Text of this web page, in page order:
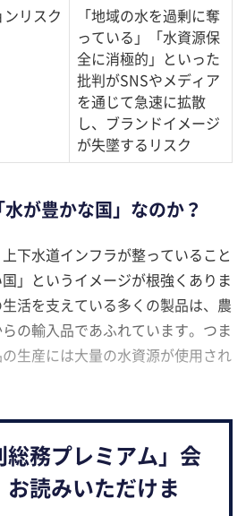
ンリスク
「地域の水を過剰に奪
っている」「水資源保
全に消極的」といった
批判がSNSやメディア
を通じて急速に拡散
し、ブランドイメージ
が失墜するリスク
が豊かな国」なのか？
下水道インフラが整っていること
」というイメージが根強くありま
活を支えている多くの製品は、農
の輸入品であふれています。つま
生産には大量の水資源が使用され
務プレミアム」会
読みいただけま